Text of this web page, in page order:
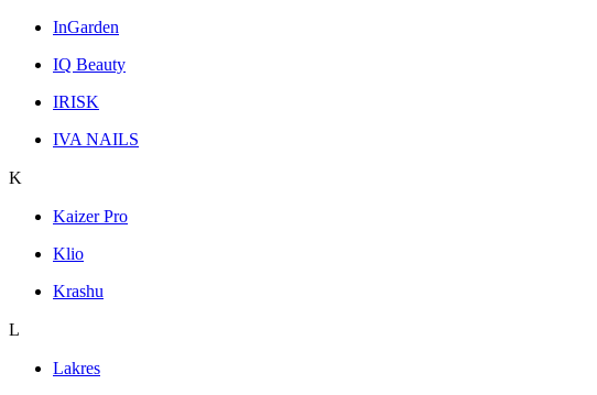
InGarden
IQ Beauty
IRISK
IVA NAILS
K
Kaizer Pro
Klio
Krashu
L
Lakres